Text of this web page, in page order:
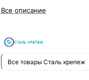
ремонте и монтаже.
долговечность и
Все описание
Все товары Сталь крепеж